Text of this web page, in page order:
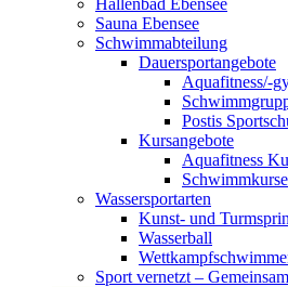
Sauna Ebensee
Schwimmabteilung
Dauersportangebote
Aquafitness/-
Postis
Kursangebote
Aquafitness
Schwimmkurse
Wassersportarten
Kunst- und
Wasserball
Sport vernetzt –